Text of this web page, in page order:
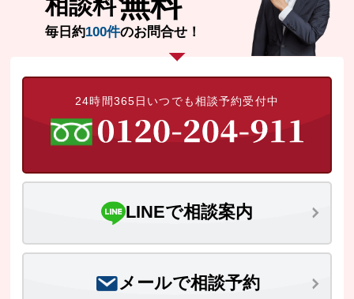
相談料
毎日約100件のお問合せ！
24時間365日いつでも相談予約受付中
LINEで相談案内
メールで相談予約